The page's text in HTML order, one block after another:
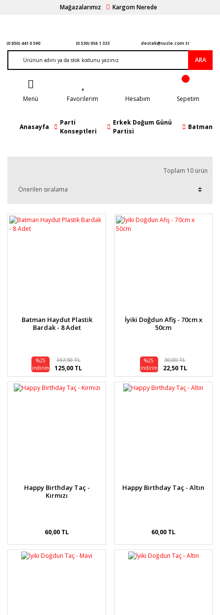
Mağazalarımız Kargom Nerede
(0 850) 441 0 590 (0 530) 956 1 333 destek@susle.com.tr
ARA
Menü Favorilerim Hesabım Sepetim
Anasayfa
Parti
Konseptleri
Erkek Doğum Günü
Partisi
Batman
Toplam 10 ürün
Batman Haydut Plastik
Bardak - 8 Adet
%25
indirim
167,50 TL
125,00 TL
İyiki Doğdun Afiş - 70cm x
50cm
%25
indirim
30,00 TL
22,50 TL
Happy Birthday Taç -
Kırmızı
60,00 TL
Happy Birthday Taç - Altın
60,00 TL